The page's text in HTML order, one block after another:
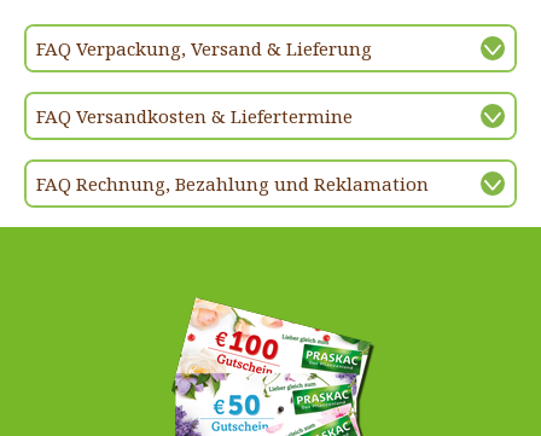
FAQ Verpackung, Versand & Lieferung
FAQ Versandkosten & Liefertermine
FAQ Rechnung, Bezahlung und Reklamation